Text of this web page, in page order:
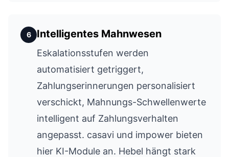
6 Intelligentes Mahnwesen
Eskalationsstufen werden
automatisiert getriggert,
Zahlungserinnerungen personalisiert
verschickt, Mahnungs-Schwellenwerte
intelligent auf Zahlungsverhalten
angepasst. casavi und impower bieten
hier KI-Module an. Hebel hängt stark